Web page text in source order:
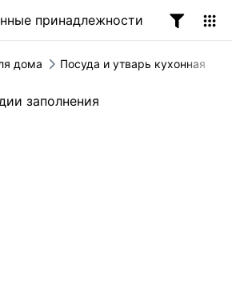
принадлежности
дома Посуда и утварь кухонная
заполнения